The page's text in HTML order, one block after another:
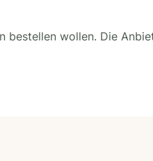
bestellen wollen. Die